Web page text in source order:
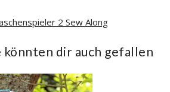
2 Sew Along
könnten dir auch gefallen